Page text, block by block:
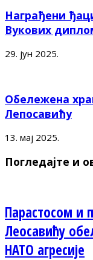
Награђени
Вукових
29. јун 2025.
Обележена
Лепосавићу
13. мај 2025.
Погледајте и
Парастосом и
Леосавићу
НАТО агресије